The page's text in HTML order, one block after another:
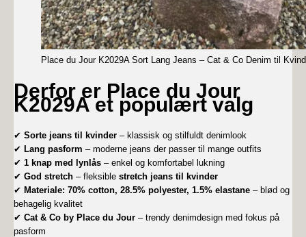
Place du Jour K2029A Sort Lang Jeans – Cat & Co Denim til
Derfor er Place du Jour
K2029A et populært valg
✔ Sorte jeans til kvinder – klassisk og stilfuldt denimlook
✔ Lang pasform – moderne jeans der passer til mange outfits
✔ 1 knap med lynlås – enkel og komfortabel lukning
✔ God stretch – fleksible stretch jeans til kvinder
✔ Materiale: 70% cotton, 28.5% polyester, 1.5% elastane – blød og
behagelig kvalitet
✔ Cat & Co by Place du Jour – trendy denimdesign med fokus på
pasform